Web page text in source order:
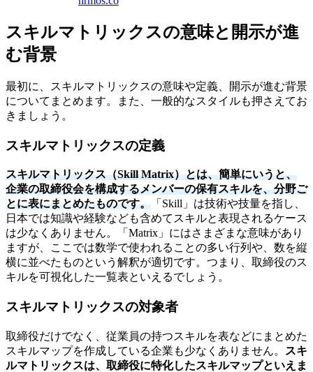
スキルマトリックスの意味と開示が進
む背景
最初に、スキルマトリックスの意味や定義、開示が進む背景
についてまとめます。また、一般的なスタイルも押さえてお
きましょう。
スキルマトリックスの定義
スキルマトリックス（Skill Matrix）とは、簡単にいうと、
企業の取締役会を構成するメンバーの保有スキルを、分野ご
とに表にまとめたものです。 「Skill」は技術や技量を指し、
日本では知識や経験なども含めてスキルと表現されるケース
は少なくありません。「Matrix」にはさまざまな意味があり
ますが、ここでは数学で使われることの多い行列や、数を縦
横に並べたものという解釈が適切です。つまり、取締役のス
キルを可視化した一覧表といえるでしょう。
スキルマトリックスの対象者
取締役だけでなく、従業員の持つスキルを表などにまとめた
スキルマップを作成している企業も少なくありません。
スキ
ルマトリックスは、取締役に特化したスキルマップといえま